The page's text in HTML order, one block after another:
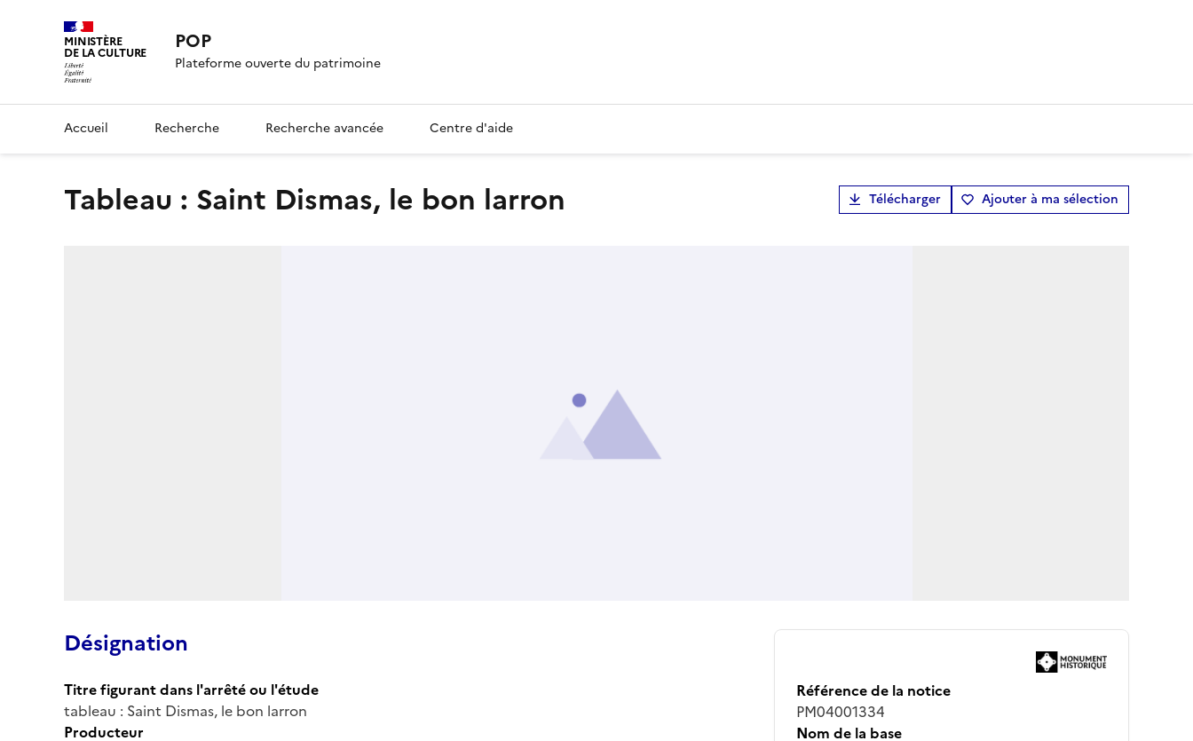
MINISTÈRE
DE LA CULTURE POP
Plateforme ouverte du patrimoine
Accueil Recherche Recherche avancée Centre d'aide
tableau : Saint Dismas, le bon larron Télécharger Ajouter à ma sélection
Désignation
Titre figurant dans l'arrêté ou l'étude
tableau : Saint Dismas, le bon larron
Producteur
Référence de la notice
PM04001334
Nom de la base